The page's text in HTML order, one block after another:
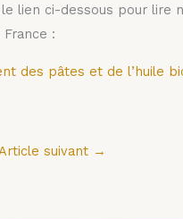
le lien ci-dessous pour lire
:
des pâtes et de l’huile
suivant →